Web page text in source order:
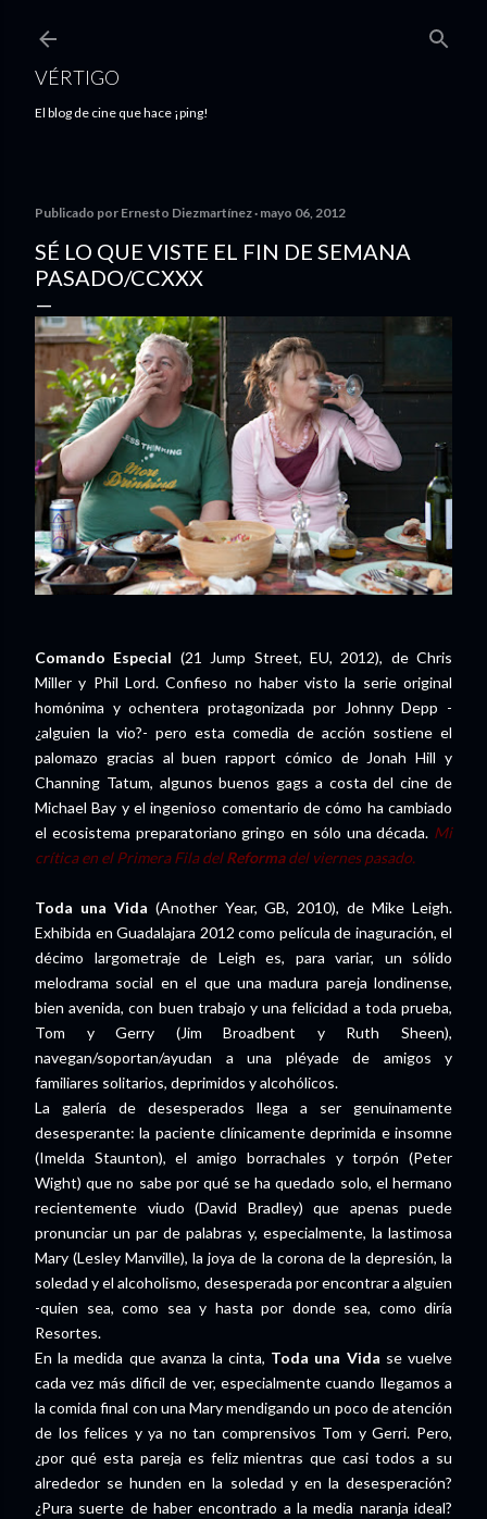
VÉRTIGO
El blog de cine que hace ¡ping!
Publicado por Ernesto Diezmartínez mayo 06, 2012
SÉ LO QUE VISTE EL FIN DE SEMANA
PASADO/CCXXX
Comando Especial (21 Jump Street, EU, 2012), de Chris
Miller y Phil Lord. Confieso no haber visto la serie original
homónima y ochentera protagonizada por Johnny Depp -
¿alguien la vio?- pero esta comedia de acción sostiene el
palomazo gracias al buen rapport cómico de Jonah Hill y
Channing Tatum, algunos buenos gags a costa del cine de
Michael Bay y el ingenioso comentario de cómo ha cambiado
el ecosistema preparatoriano gringo en sólo una década. Mi
crítica en el Primera Fila delReformadel viernes pasado.
Toda una Vida (Another Year, GB, 2010), de Mike Leigh.
Exhibida en Guadalajara 2012 como película de inaguración, el
décimo largometraje de Leigh es, para variar, un sólido
melodrama social en el que una madura pareja londinense,
bien avenida, con buen trabajo y una felicidad a toda prueba,
Tom y Gerry (Jim Broadbent y Ruth Sheen),
navegan/soportan/ayudan a una pléyade de amigos y
familiares solitarios, deprimidos y alcohólicos.
La galería de desesperados llega a ser genuinamente
desesperante: la paciente clínicamente deprimida e insomne
(Imelda Staunton), el amigo borrachales y torpón (Peter
Wight) que no sabe por qué se ha quedado solo, el hermano
recientemente viudo (David Bradley) que apenas puede
pronunciar un par de palabras y, especialmente, la lastimosa
Mary (Lesley Manville), la joya de la corona de la depresión, la
soledad y el alcoholismo, desesperada por encontrar a alguien
-quien sea, como sea y hasta por donde sea, como diría
Resortes.
En la medida que avanza la cinta, Toda una Vida se vuelve
cada vez más dificil de ver, especialmente cuando llegamos a
la comida final con una Mary mendigando un poco de atención
de los felices y ya no tan comprensivos Tom y Gerri. Pero,
¿por qué esta pareja es feliz mientras que casi todos a su
alrededor se hunden en la soledad y en la desesperación?
¿Pura suerte de haber encontrado a la media naranja ideal?